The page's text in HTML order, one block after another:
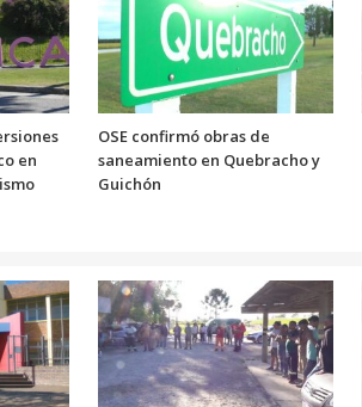
en
OSE confirmó obras de
saneamiento en Quebracho y
Guichón